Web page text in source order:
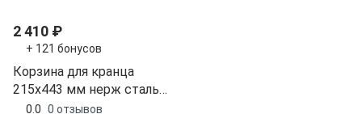
2 410 ₽
+ 121 бонусов
Корзина для кранца
215х443 мм нерж сталь
(10246764)
0.0 0 отзывов